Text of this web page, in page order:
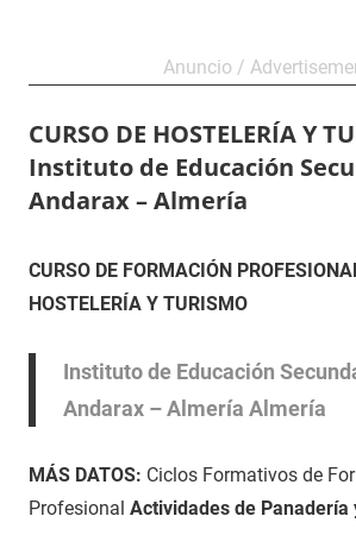
CURSO DE HOSTELERÍA Y
Instituto de Educación
Andarax – Almería
24
de
de
2021
Maria
Curso
en
HOSTELERÍA
TURISMO
CURSO DE FORMACIÓN
HOSTELERÍA Y TURISMO
Instituto de Educación
Andarax – Almería Almería
MÁS DATOS: Ciclos Formativos de
Profesional Actividades de Panadería